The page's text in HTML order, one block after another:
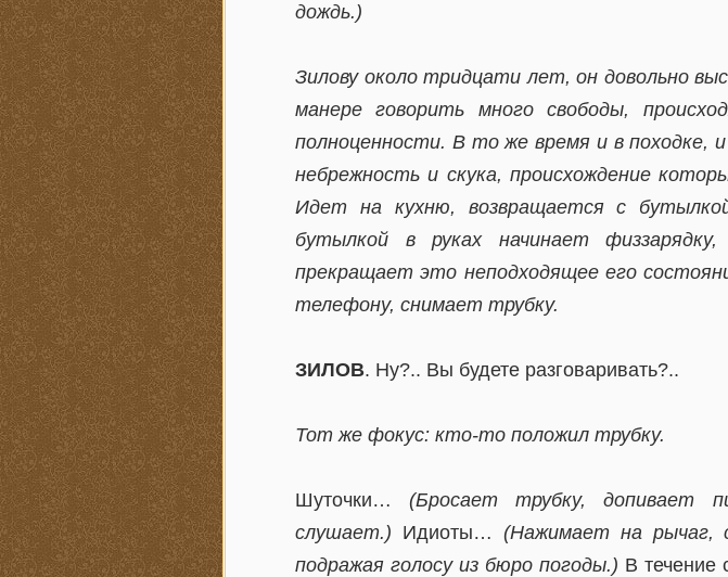
дождь.)
Зилову около тридцати лет, он довольно
манере говорить много свободы,
полноценности. В то же время и в походке,
небрежность и скука, происхождение
Идет на кухню, возвращается с
бутылкой в руках начинает
прекращает это неподходящее его
телефону, снимает трубку.
ЗИЛОВ. Ну?.. Вы будете разговаривать?..
Тот же фокус: кто-то положил трубку.
Шуточки…(Бросает трубку, допивает
слушает.) Идиоты… (Нажимает на рычаг,
подражая голосу из бюро погоды.) В течение